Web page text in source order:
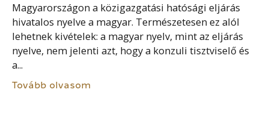
Magyarországon a közigazgatási hatósági eljárás
hivatalos nyelve a magyar. Természetesen ez alól
lehetnek kivételek: a magyar nyelv, mint az eljárás
nyelve, nem jelenti azt, hogy a konzuli tisztviselő és
a...
Tovább olvasom